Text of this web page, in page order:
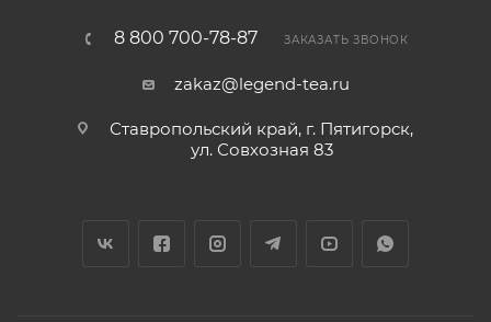
8 800 700-78-87 ЗАКАЗАТЬ ЗВОНОК
zakaz@legend-tea.ru
Ставропольский край, г. Пятигорск,
ул. Совхозная 83